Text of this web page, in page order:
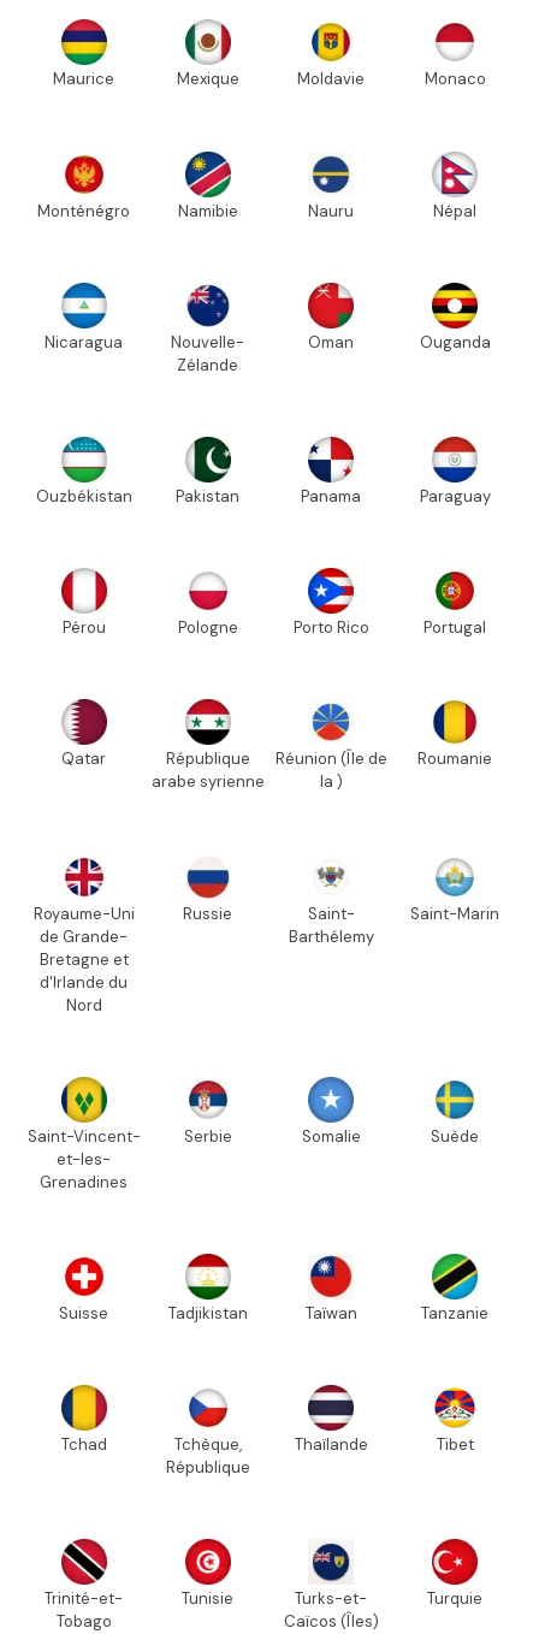
Maurice Mexique Moldavie Monaco
Monténégro Namibie Nauru Népal
Nicaragua
Nouvelle-
Zélande
Oman Ouganda
Ouzbékistan Pakistan Panama Paraguay
Pérou Pologne Porto Rico Portugal
Qatar
République
arabe syrienne
Réunion (Île de
la )
Roumanie
Royaume-Uni
de Grande-
Bretagne et
d'Irlande du
Nord
Russie
Saint-
Barthélemy
Saint-Marin
Saint-Vincent-
et-les-
Grenadines
Serbie Somalie Suède
Suisse Tadjikistan Taïwan Tanzanie
Tchad
Tchèque,
République
Thaïlande Tibet
Trinité-et-
Tobago
Tunisie
Turks-et-
Caïcos (Îles)
Turquie